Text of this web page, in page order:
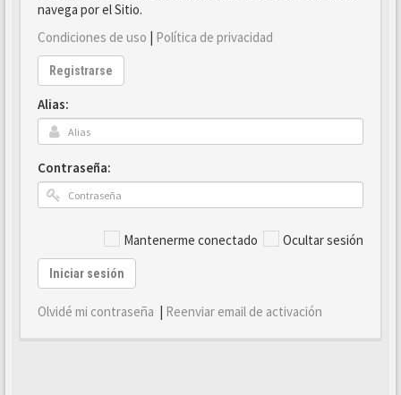
navega por el Sitio.
Condiciones de uso | Política de privacidad
Registrarse
Alias:
Contraseña:
Mantenerme conectado Ocultar sesión
Iniciar sesión
Olvidé mi contraseña | Reenviar email de activación